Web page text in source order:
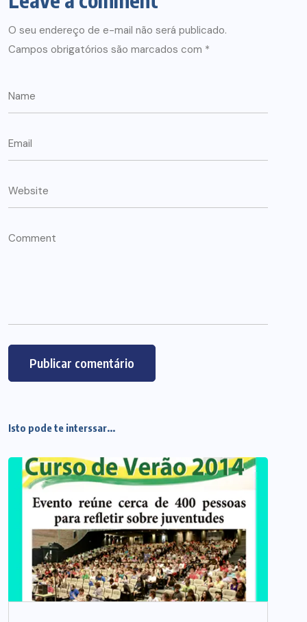
O seu endereço de e-mail não será publicado.
Campos obrigatórios são marcados com *
Isto pode te interssar...